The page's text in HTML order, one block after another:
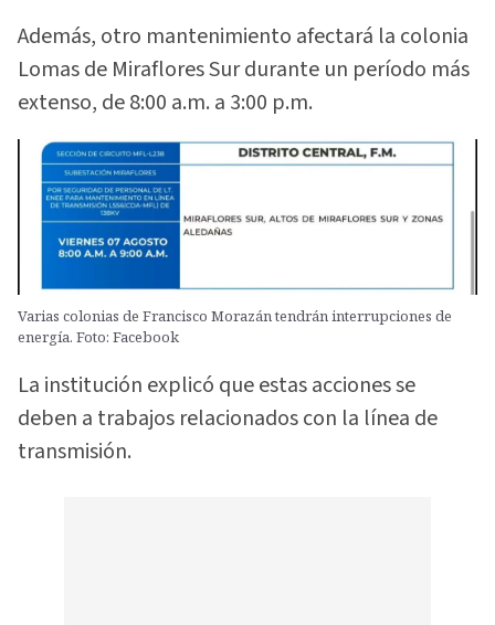
Además, otro mantenimiento afectará la colonia
Lomas de Miraflores Sur durante un período más
extenso, de 8:00 a.m. a 3:00 p.m.
Varias colonias de Francisco Morazán tendrán interrupciones de
energía. Foto: Facebook
La institución explicó que estas acciones se
deben a trabajos relacionados con la línea de
transmisión.